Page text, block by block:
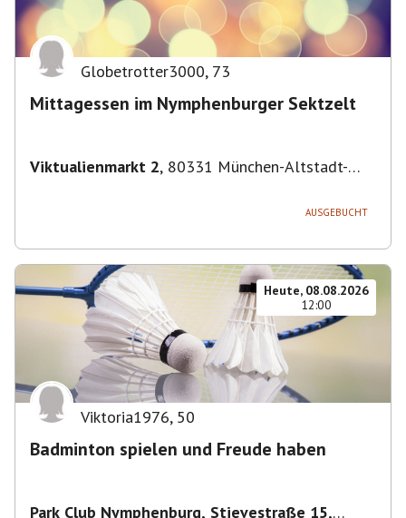
Globetrotter3000, 73
Mittagessen im Nymphenburger Sektzelt
Viktualienmarkt 2, 80331 München-Altstadt-
AUSGEBUCHT
Heute, 08.08.2026
12:00
Viktoria1976, 50
Badminton spielen und Freude haben
Park Club Nymphenburg, Stievestraße 15,